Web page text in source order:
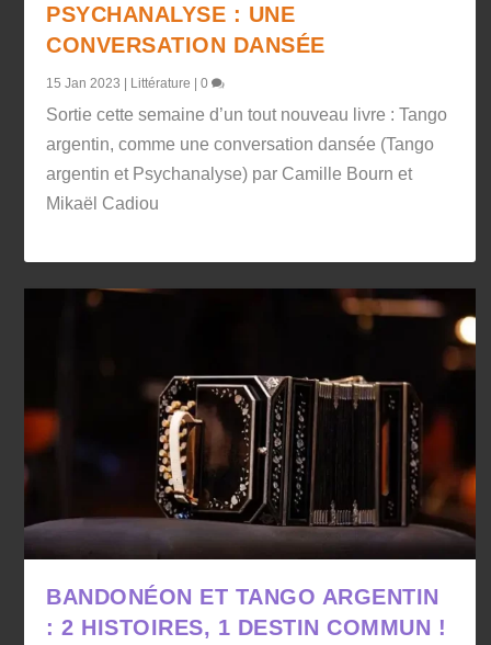
PSYCHANALYSE : UNE
CONVERSATION DANSÉE
15 Jan 2023 Littérature |0
Sortie cette semaine d’un tout nouveau livre : Tango
argentin, comme une conversation dansée (Tango
argentin et Psychanalyse) par Camille Bourn et
Mikaël Cadiou
BANDONÉON ET TANGO ARGENTIN
: 2 HISTOIRES, 1 DESTIN COMMUN !